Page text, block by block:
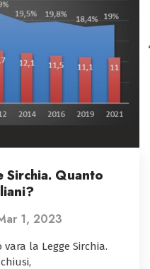
Sirchia. Quanto
1, 2023
la Legge Sirchia.